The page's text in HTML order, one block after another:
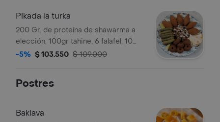
Pikada la turka
200 Gr. de proteína de shawarma a
elección, 100gr tahine, 6 falafel, 10
hojitas de parra, 6 kibbe y 2 panes
-5% $ 103.550 $ 109.000
Postres
Baklava